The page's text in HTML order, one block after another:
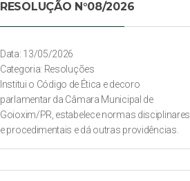
RESOLUÇÃO N°08/2026
Data: 13/05/2026
Categoria: Resoluções
Institui o Código de Ética e decoro
parlamentar da Câmara Municipal de
Goioxim/PR, estabelece normas disciplinares
e procedimentais e dá outras providências.